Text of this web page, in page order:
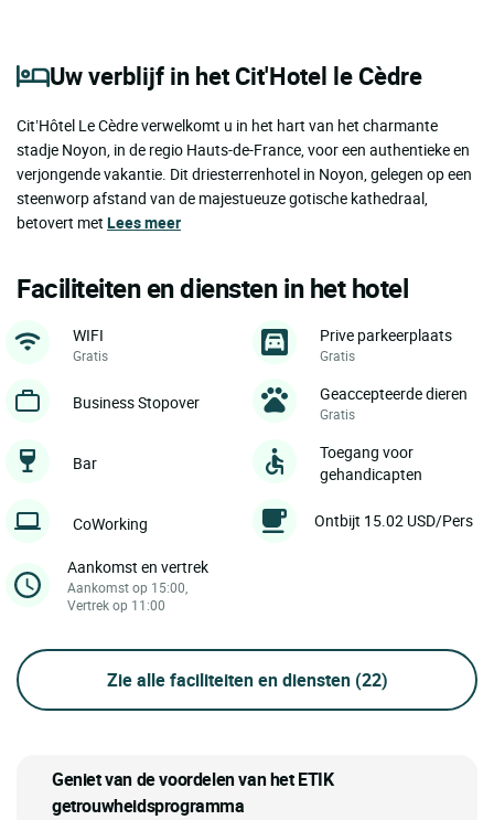
Uw verblijf in het Cit'Hotel le Cèdre
Cit’Hôtel Le Cèdre verwelkomt u in het hart van het charmante
stadje Noyon, in de regio Hauts-de-France, voor een authentieke en
verjongende vakantie. Dit driesterrenhotel in Noyon, gelegen op een
steenworp afstand van de majestueuze gotische kathedraal,
betovert met Lees meer
Faciliteiten en diensten in het hotel
WIFI
Gratis
Prive parkeerplaats
Gratis
Business Stopover Geaccepteerde dieren
Gratis
Bar
Toegang voor
gehandicapten
CoWorking Ontbijt 15.02 USD/Pers
Aankomst en vertrek
Aankomst op 15:00,
Vertrek op 11:00
Zie alle faciliteiten en diensten (22)
Geniet van de voordelen van het ETIK
getrouwheidsprogramma